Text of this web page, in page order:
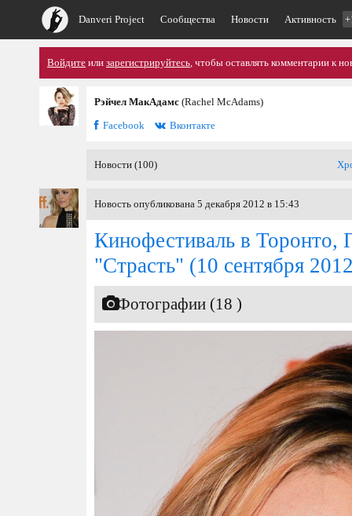
Danveri Project Сообщества Новости Активность
Войдите или зарегистрируйтесь, чтобы оставлять комментарии к
Рэйчел МакАдамс (Rachel McAdams)
Facebook
Вконтакте
Новости (100)
Новость опубликована 5 декабря 2012 в 15:43
Кинофестиваль в Торонто,
"Страсть" (10 сентября
Фотографии (18 )